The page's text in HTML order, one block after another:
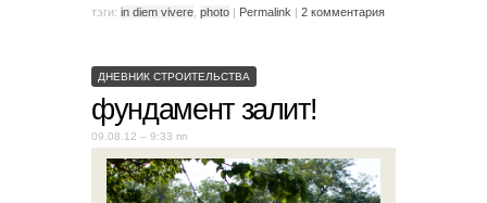
тэги: in diem vivere photo | Permalink | 2 комментария
ДНЕВНИК СТРОИТЕЛЬСТВА
фундамент залит!
09.08.12 – 9:33 пп